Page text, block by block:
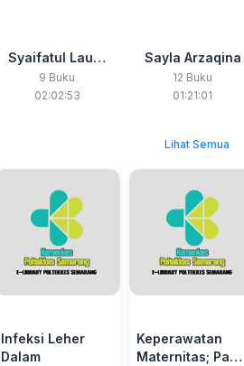
Syaifatul Laury
Azmi
9 Buku
02:02:53
Sayla Arzaqina
12 Buku
01:21:01
Lihat Semua
Infeksi Leher
Dalam
Keperawatan
Maternitas;